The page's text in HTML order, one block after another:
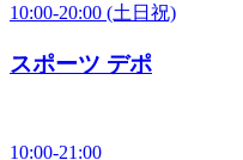
10:00-20:00 (土日祝)
スポーツ デポ
10:00-21:00